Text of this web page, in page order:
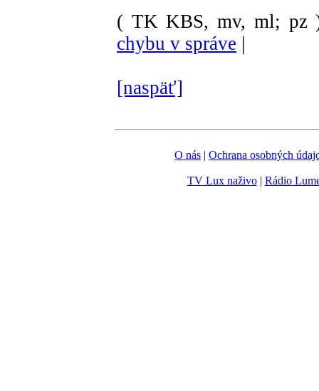
( TK KBS, mv, ml; pz
chybu v správe |
[naspäť]
O nás | Ochrana osobných
TV Lux naživo| Rádio